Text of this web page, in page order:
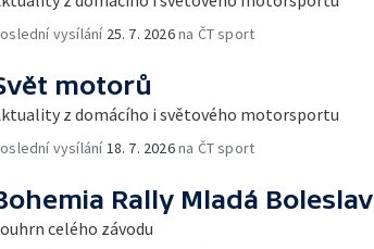
vysílání 25. 7. 2026na ČT sport
motorů
z domácího i světového motorsportu
vysílání 18. 7. 2026na ČT sport
Rally Mladá Boleslav
celého závodu